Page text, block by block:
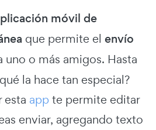
móvil de
que permite el envío
uno o más amigos. Hasta
la hace tan especial?
esta appte permite editar
enviar, agregando texto